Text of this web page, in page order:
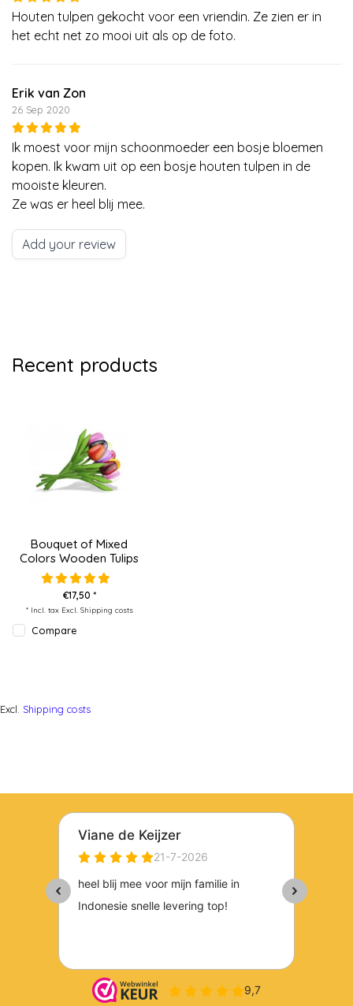
Houten tulpen gekocht voor een vriendin. Ze zien er in
het echt net zo mooi uit als op de foto.
Erik van Zon
26 Sep 2020
Ik moest voor mijn schoonmoeder een bosje bloemen
kopen. Ik kwam uit op een bosje houten tulpen in de
mooiste kleuren.
Ze was er heel blij mee.
Add your review
Recent products
Bouquet of Mixed
Colors Wooden Tulips
€17,50 *
* Incl. tax Excl. Shipping costs
Compare
Excl. Shipping costs